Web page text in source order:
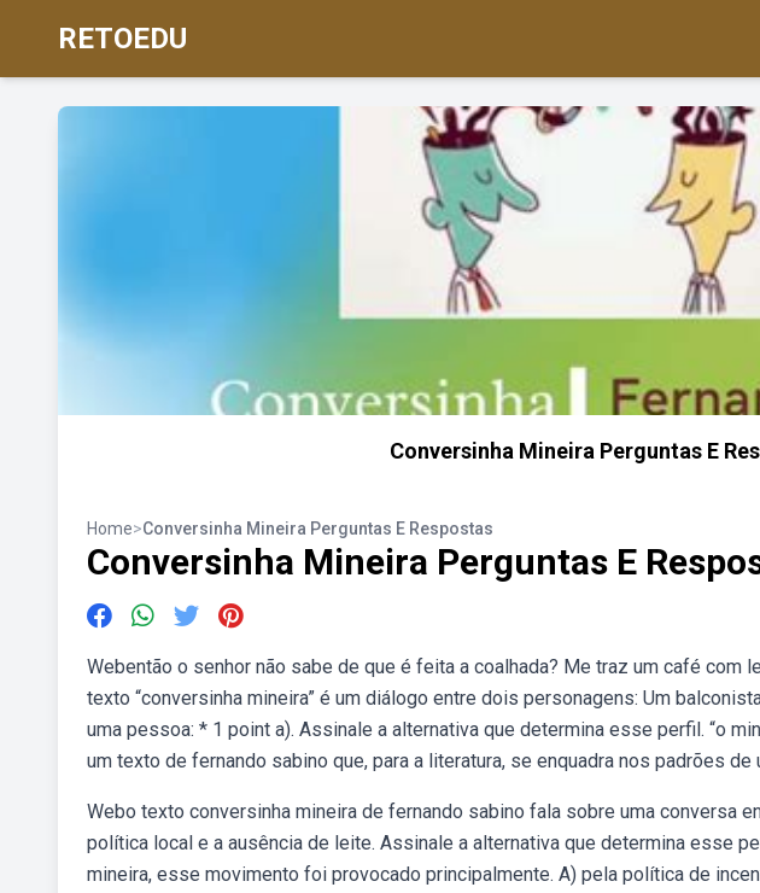
RETOEDU
Conversinha Mineira Perguntas E
Home>Conversinha Mineira Perguntas E Respostas
Conversinha Mineira Perguntas E
Webentão o senhor não sabe de que é feita a coalhada? Me traz um café com
texto “conversinha mineira” é um diálogo entre dois personagens: Um
uma pessoa: * 1 point a). Assinale a alternativa que determina esse perfil. “o
um texto de fernando sabino que, para a literatura, se enquadra nos padrões
Webo texto conversinha mineira de fernando sabino fala sobre uma conversa
política local e a ausência de leite. Assinale a alternativa que determina esse
mineira, esse movimento foi provocado principalmente. A) pela política de